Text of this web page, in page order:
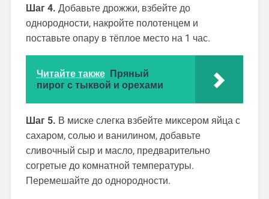
Шаг 4. Добавьте дрожжи, взбейте до
однородности, накройте полотенцем и
поставьте опару в тёплое место на 1 час.
Читайте также Пряный
пирог с тыквой и орехами
Шаг 5. В миске слегка взбейте миксером яйца с
сахаром, солью и ванилином, добавьте
сливочный сыр и масло, предварительно
согретые до комнатной температуры.
Перемешайте до однородности.